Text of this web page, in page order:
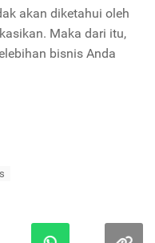
akan diketahui oleh
Maka dari itu,
bisnis Anda